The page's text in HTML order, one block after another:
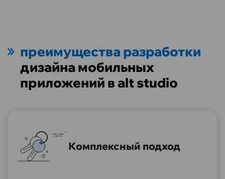
преимущества разработки
дизайна мобильных
приложений в alt studio
Комплексный подход